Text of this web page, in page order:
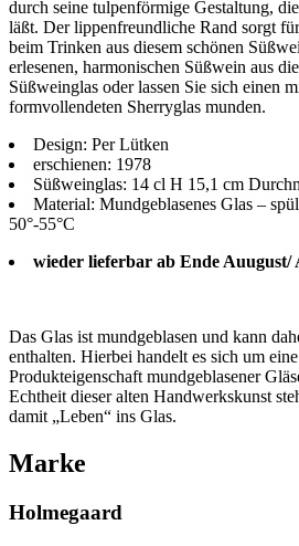
durch seine tulpenförmige Gestaltung,
läßt. Der lippenfreundliche Rand sorgt
beim Trinken aus diesem schönen
erlesenen, harmonischen Süßwein aus
Süßweinglas oder lassen Sie sich einen
formvollendeten Sherryglas munden.
Design: Per Lütken
erschienen: 1978
Süßweinglas: 14 cl H 15,1 cm
Material: Mundgeblasenes Glas –
50°-55°C
wieder lieferbar ab Ende Auugust/
Das Glas ist mundgeblasen und kann
enthalten. Hierbei handelt es sich um
Produkteigenschaft mundgeblasener
Echtheit dieser alten Handwerkskunst
damit „Leben“ ins Glas.
Marke
Holmegaard